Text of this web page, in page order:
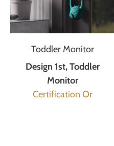
Toddler Monitor
Design 1st, Toddler
Monitor
Certification Or